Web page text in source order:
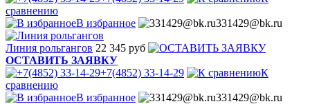
сравнению
В избранное
331429@bk.ru
Линия рольгангов 22 345 руб
ОСТАВИТЬ ЗАЯВКУ
+7(4852) 33-14-29
К
сравнению
В избранное
331429@bk.ru